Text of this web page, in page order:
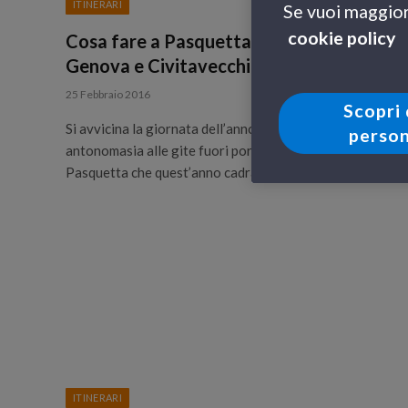
ITINERARI
Cosa fare a Pasquetta? Alla scoperta di
Genova e Civitavecchia
25 Febbraio 2016
Si avvicina la giornata dell’anno dedicata per
antonomasia alle gite fuori porta. Stiamo parlando della
Pasquetta che quest’anno cadrà il…
ITINERARI
Se vuoi
cookie policy
Scopri